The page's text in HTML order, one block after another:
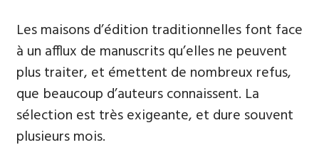
Les maisons d’édition traditionnelles font face
à un afflux de manuscrits qu’elles ne peuvent
plus traiter, et émettent de nombreux refus,
que beaucoup d’auteurs connaissent. La
sélection est très exigeante, et dure souvent
plusieurs mois.